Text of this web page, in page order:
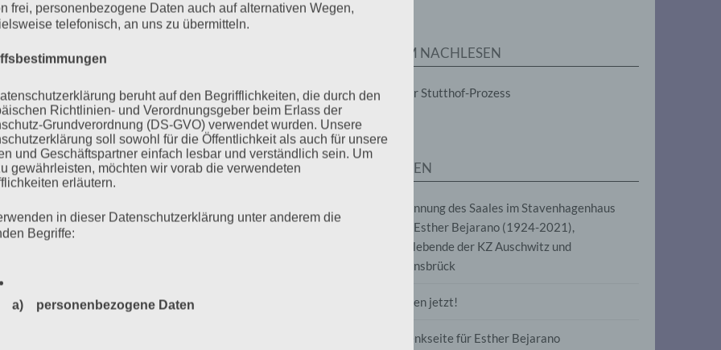
ZUM NACHLESEN
Der Stutthof-Prozess
SEITEN
Benennung des Saales im Stavenhagenhaus
nach Esther Bejarano (1924-2021),
Überlebende der KZ Auschwitz und
Ravensbrück
Frieden jetzt!
Gedenkseite für Esther Bejarano
frei, personenbezogene Daten auch auf alternativen Wegen,
telefonisch, an uns zu übermitteln.
beruht auf den Begrifflichkeiten, die durch den
Richtlinien- und Verordnungsgeber beim Erlass der
Grundverordnung (DS-GVO) verwendet wurden. Unsere
soll sowohl für die Öffentlichkeit als auch für unsere
und Geschäftspartner einfach lesbar und verständlich sein. Um
gewährleisten, möchten wir vorab die verwendeten
erläutern.
in dieser Datenschutzerklärung unter anderem die
Begriffe:
a) personenbezogene Daten